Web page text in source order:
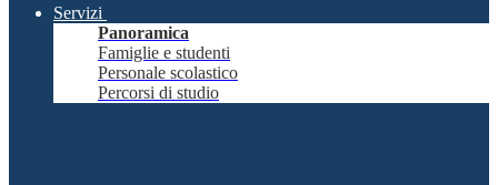
Servizi
Panoramica
Famiglie e studenti
Personale scolastico
Percorsi di studio